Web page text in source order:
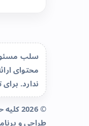
سلب
محتوای
ندارد.
© 2026 کلیه حقوق محفوظ است.
طراحی و